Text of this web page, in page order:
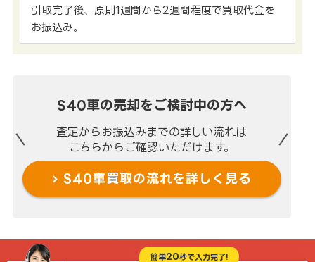
引取完了後、原則1週間から2週間程度で買取代金を
お振込み。
S40車の売却を ご検討中の方へ
査定からお振込みまでの詳しい流れは
こちらからご確認いただけます。
S40車買取の流れを詳しく見る
簡単20秒で入力完了!